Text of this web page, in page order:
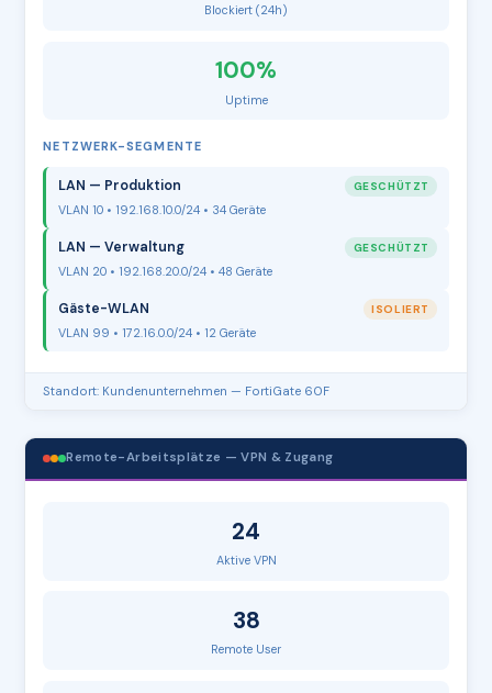
Blockiert (24h)
100%
Uptime
NETZWERK-SEGMENTE
LAN — Produktion GESCHÜTZT
VLAN 10 • 192.168.10.0/24 • 34 Geräte
LAN — Verwaltung GESCHÜTZT
VLAN 20 • 192.168.20.0/24 • 48 Geräte
Gäste-WLAN ISOLIERT
VLAN 99 • 172.16.0.0/24 • 12 Geräte
Standort: Kundenunternehmen — FortiGate 60F
Remote-Arbeitsplätze — VPN & Zugang
24
Aktive VPN
38
Remote User